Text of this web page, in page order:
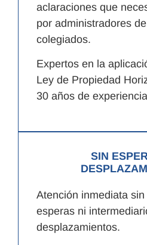
aclaraciones que
por administradores
colegiados.
Expertos en la
Ley de Propiedad
30 años de
SIN
Atención inmediata
esperas ni
desplazamientos.